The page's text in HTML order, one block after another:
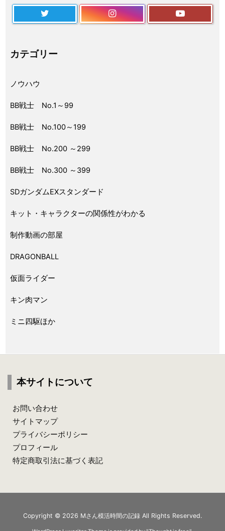
カテゴリー
ノウハウ
BB戦士 No.1～99
BB戦士 No.100～199
BB戦士 No.200 ～299
BB戦士 No.300 ～399
SDガンダムEXスタンダード
キット・キャラクターの関係性がわかる
制作動画の部屋
DRAGONBALL
仮面ライダー
キン肉マン
ミニ四駆ほか
本サイトについて
お問い合わせ
サイトマップ
プライバシーポリシー
プロフィール
特定商取引法に基づく表記
Copyright © 2026 Mさん模活時間の記録 All Rights Reserved.